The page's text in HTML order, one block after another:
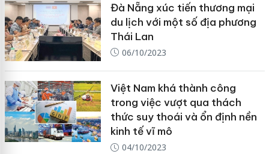
Đà Nẵng xúc tiến thương mại
du lịch với một số địa phương
Thái Lan
06/10/2023
Việt Nam khá thành công
trong việc vượt qua thách
thức suy thoái và ổn định nền
kinh tế vĩ mô
04/10/2023